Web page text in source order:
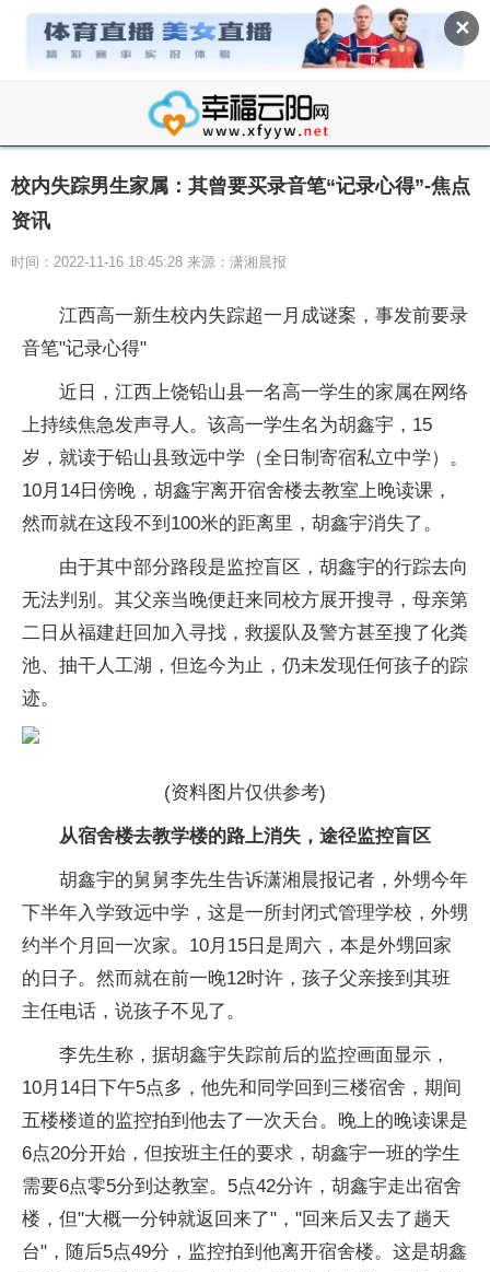
✕
校内失踪男生家属：其曾要买录音笔“记录心得”-焦点
资讯
时间：2022-11-16 18:45:28 来源：潇湘晨报
江西高一新生校内失踪超一月成谜案，事发前要录
音笔"记录心得"
近日，江西上饶铅山县一名高一学生的家属在网络
上持续焦急发声寻人。该高一学生名为胡鑫宇，15
岁，就读于铅山县致远中学（全日制寄宿私立中学）。
10月14日傍晚，胡鑫宇离开宿舍楼去教室上晚读课，
然而就在这段不到100米的距离里，胡鑫宇消失了。
由于其中部分路段是监控盲区，胡鑫宇的行踪去向
无法判别。其父亲当晚便赶来同校方展开搜寻，母亲第
二日从福建赶回加入寻找，救援队及警方甚至搜了化粪
池、抽干人工湖，但迄今为止，仍未发现任何孩子的踪
迹。
(资料图片仅供参考)
从宿舍楼去教学楼的路上消失，途径监控盲区
胡鑫宇的舅舅李先生告诉潇湘晨报记者，外甥今年
下半年入学致远中学，这是一所封闭式管理学校，外甥
约半个月回一次家。10月15日是周六，本是外甥回家
的日子。然而就在前一晚12时许，孩子父亲接到其班
主任电话，说孩子不见了。
李先生称，据胡鑫宇失踪前后的监控画面显示，
10月14日下午5点多，他先和同学回到三楼宿舍，期间
五楼楼道的监控拍到他去了一次天台。晚上的晚读课是
6点20分开始，但按班主任的要求，胡鑫宇一班的学生
需要6点零5分到达教室。5点42分许，胡鑫宇走出宿舍
楼，但"大概一分钟就返回来了"，"回来后又去了趟天
台"，随后5点49分，监控拍到他离开宿舍楼。这是胡鑫